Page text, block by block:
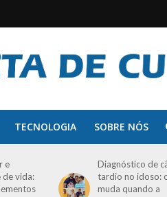
TECNOLOGIA SOBRE NÓS
e
de vida:
Diagnóstico de
tardio no idoso:
muda quando a